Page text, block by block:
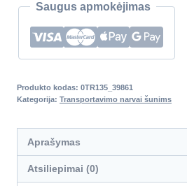
Saugus apmokėjimas
Produkto kodas: 0TR135_39861
Kategorija: Transportavimo narvai šunims
Aprašymas
Atsiliepimai (0)